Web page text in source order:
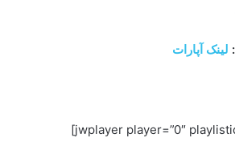
لینک آپارات